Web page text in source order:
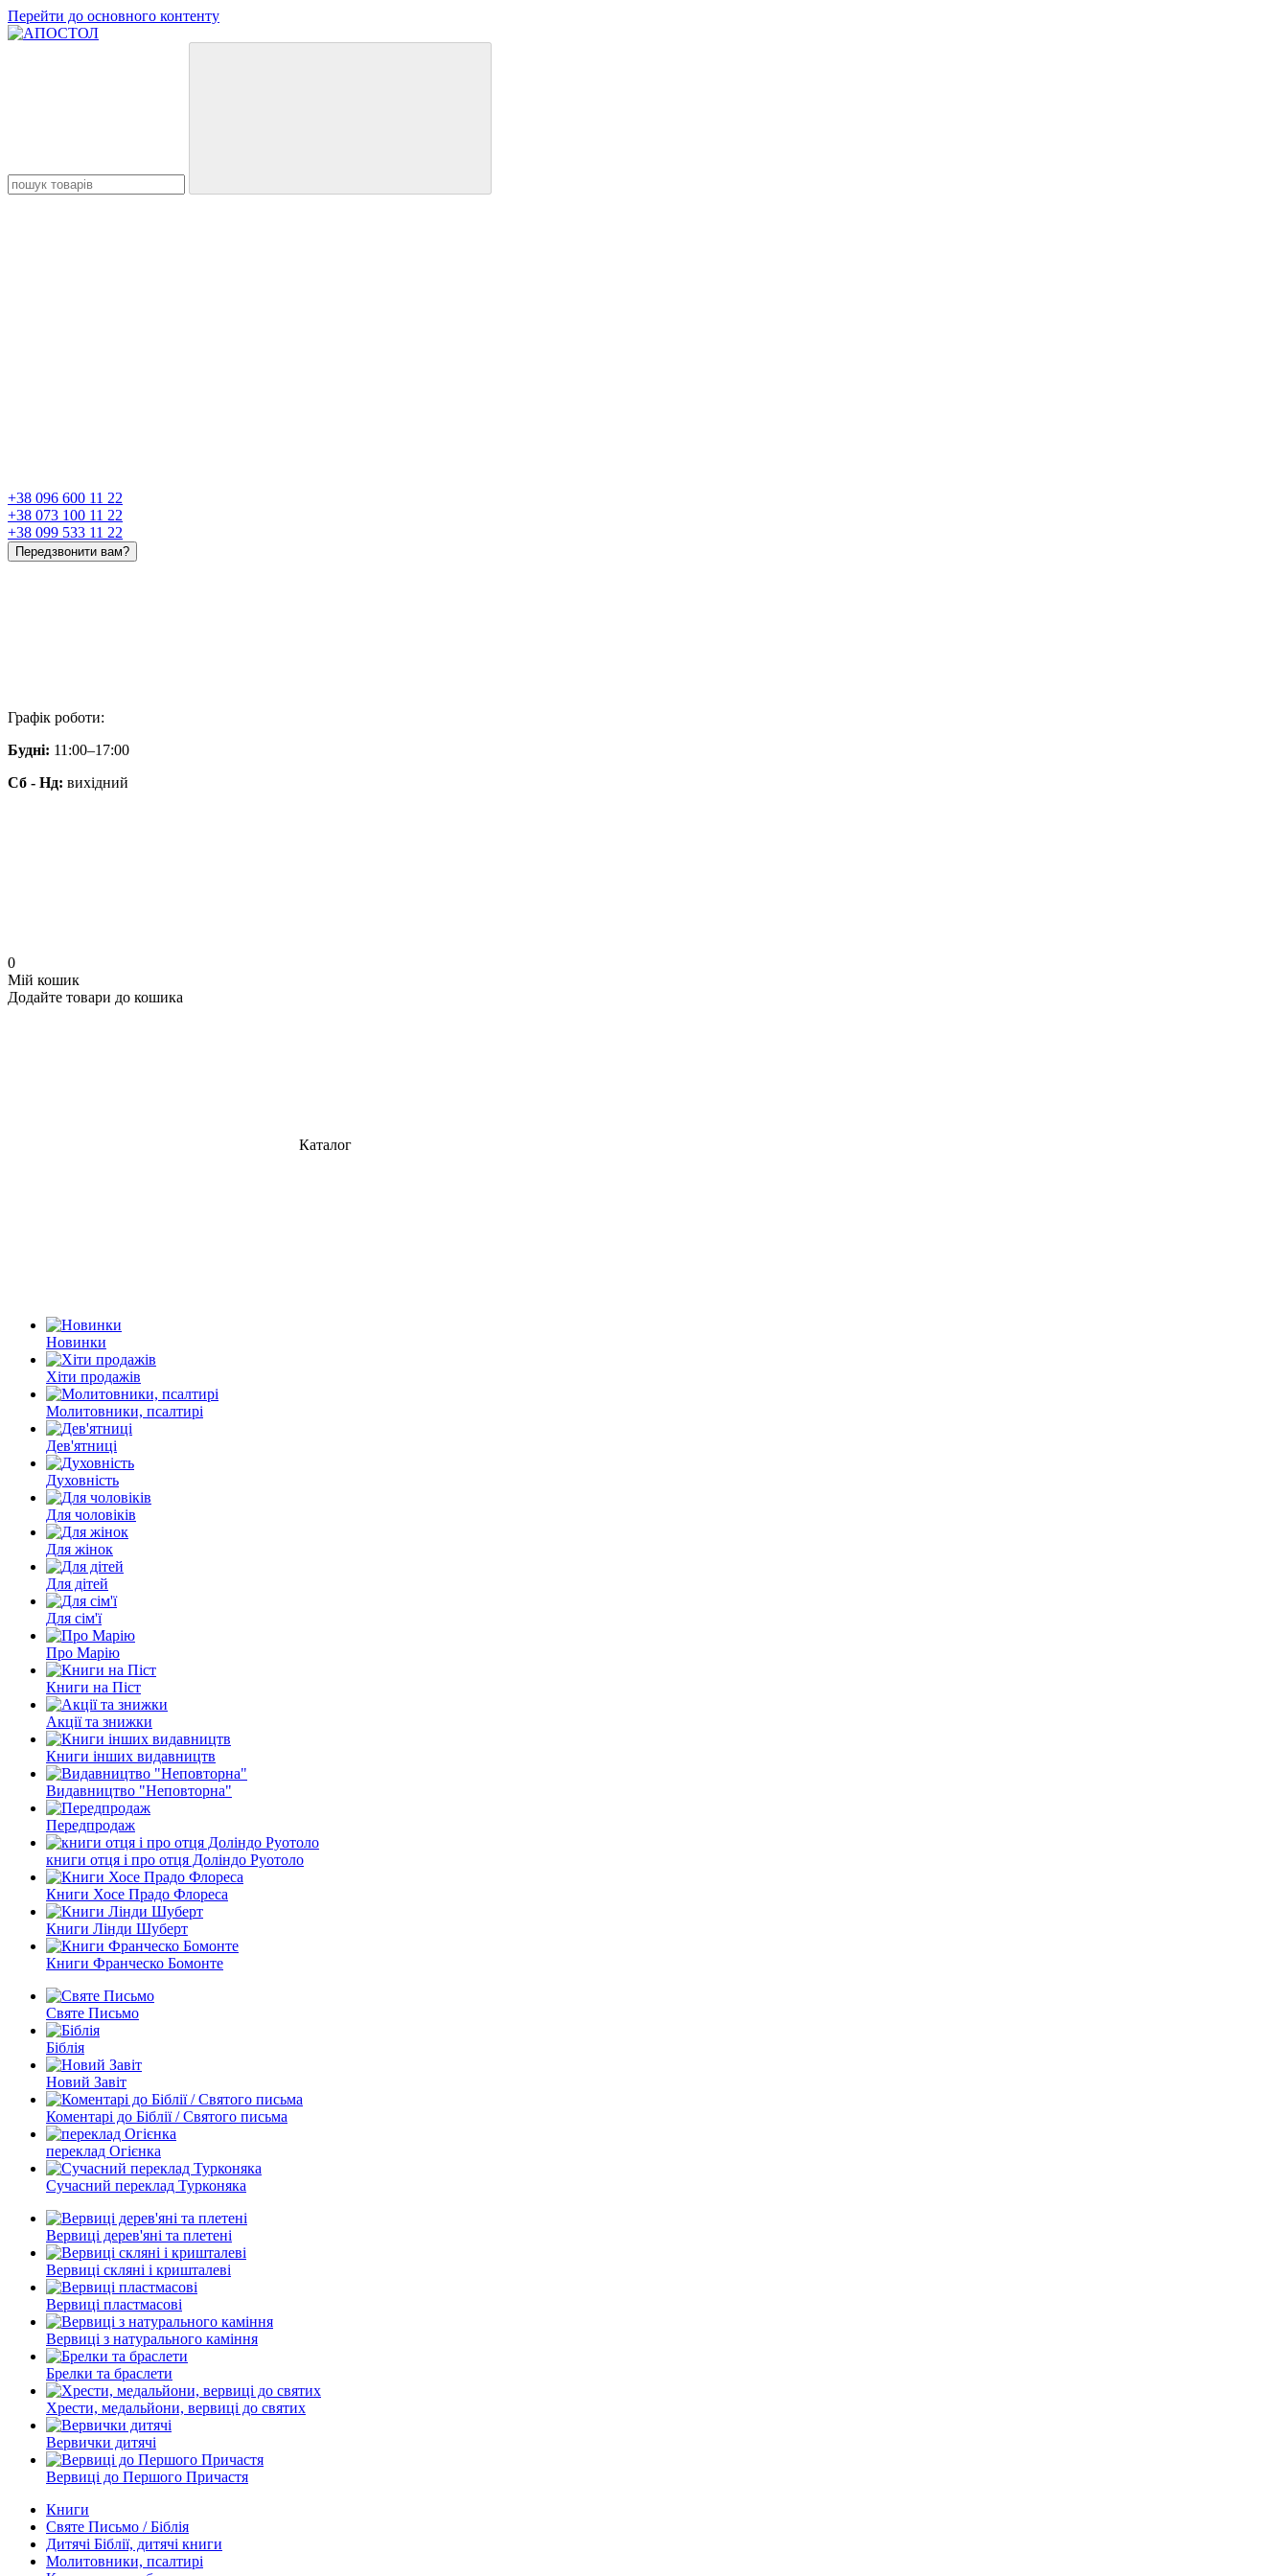
Перейти до основного контенту
+38 096 600 11 22
+38 073 100 11 22
+38 099 533 11 22
Передзвонити вам?
Графік роботи:
Будні: 11:00–17:00
Сб - Нд: вихідний
0
Мій кошик
Додайте товари до кошика
Каталог
Новинки
Хіти продажів
Молитовники, псалтирі
Дев'ятниці
Духовність
Для чоловіків
Для жінок
Для дітей
Для сім'ї
Про Марію
Книги на Піст
Акції та знижки
Книги інших видавництв
Видавництво "Неповторна"
Передпродаж
книги отця і про отця Доліндо Руотоло
Книги Хосе Прадо Флореса
Книги Лінди Шуберт
Книги Франческо Бомонте
Святе Письмо
Біблія
Новий Завіт
Коментарі до Біблії / Святого письма
переклад Огієнка
Сучасний переклад Турконяка
Вервиці дерев'яні та плетені
Вервиці скляні і кришталеві
Вервиці пластмасові
Вервиці з натурального каміння
Брелки та браслети
Хрести, медальйони, вервиці до святих
Вервички дитячі
Вервиці до Першого Причастя
Книги
Святе Письмо / Біблія
Дитячі Біблії, дитячі книги
Молитовники, псалтирі